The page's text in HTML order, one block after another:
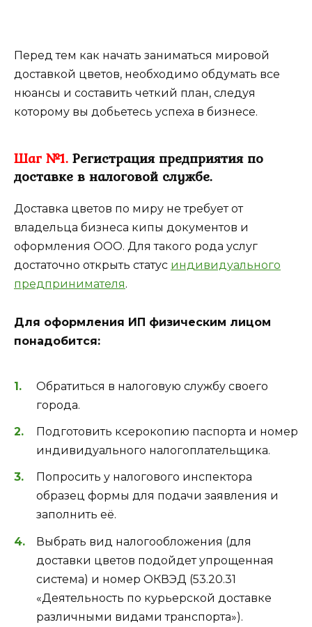
Перед тем как начать заниматься мировой
доставкой цветов, необходимо обдумать все
нюансы и составить четкий план, следуя
которому вы добьетесь успеха в бизнесе.
Шаг №1. Регистрация предприятия по
доставке в налоговой службе.
Доставка цветов по миру не требует от
владельца бизнеса кипы документов и
оформления ООО. Для такого рода услуг
достаточно открыть статус индивидуального
предпринимателя.
Для оформления ИП физическим лицом
понадобится:
Обратиться в налоговую службу своего
города.
Подготовить ксерокопию паспорта и номер
индивидуального налогоплательщика.
Попросить у налогового инспектора
образец формы для подачи заявления и
заполнить её.
Выбрать вид налогообложения (для
доставки цветов подойдет упрощенная
система) и номер ОКВЭД (53.20.31
«Деятельность по курьерской доставке
различными видами транспорта»).